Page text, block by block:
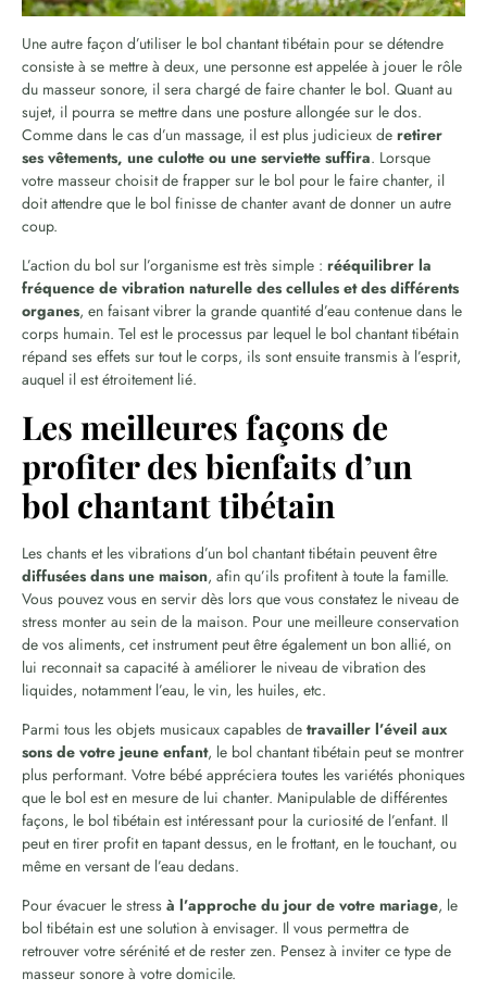
Une autre façon d’utiliser le bol chantant tibétain pour se détendre
consiste à se mettre à deux, une personne est appelée à jouer le rôle
du masseur sonore, il sera chargé de faire chanter le bol. Quant au
sujet, il pourra se mettre dans une posture allongée sur le dos.
Comme dans le cas d’un massage, il est plus judicieux de retirer
ses vêtements, une culotte ou une serviette suffira. Lorsque
votre masseur choisit de frapper sur le bol pour le faire chanter, il
doit attendre que le bol finisse de chanter avant de donner un autre
coup.
L’action du bol sur l’organisme est très simple : rééquilibrer la
fréquence de vibration naturelle des cellules et des différents
organes, en faisant vibrer la grande quantité d’eau contenue dans le
corps humain. Tel est le processus par lequel le bol chantant tibétain
répand ses effets sur tout le corps, ils sont ensuite transmis à l’esprit,
auquel il est étroitement lié.
Les meilleures façons de
profiter des bienfaits d’un
bol chantant tibétain
Les chants et les vibrations d’un bol chantant tibétain peuvent être
diffusées dans une maison, afin qu’ils profitent à toute la famille.
Vous pouvez vous en servir dès lors que vous constatez le niveau de
stress monter au sein de la maison. Pour une meilleure conservation
de vos aliments, cet instrument peut être également un bon allié, on
lui reconnait sa capacité à améliorer le niveau de vibration des
liquides, notamment l’eau, le vin, les huiles, etc.
Parmi tous les objets musicaux capables de travailler l’éveil aux
sons de votre jeune enfant, le bol chantant tibétain peut se montrer
plus performant. Votre bébé appréciera toutes les variétés phoniques
que le bol est en mesure de lui chanter. Manipulable de différentes
façons, le bol tibétain est intéressant pour la curiosité de l’enfant. Il
peut en tirer profit en tapant dessus, en le frottant, en le touchant, ou
même en versant de l’eau dedans.
Pour évacuer le stress à l’approche du jour de votre mariage, le
bol tibétain est une solution à envisager. Il vous permettra de
retrouver votre sérénité et de rester zen. Pensez à inviter ce type de
masseur sonore à votre domicile.